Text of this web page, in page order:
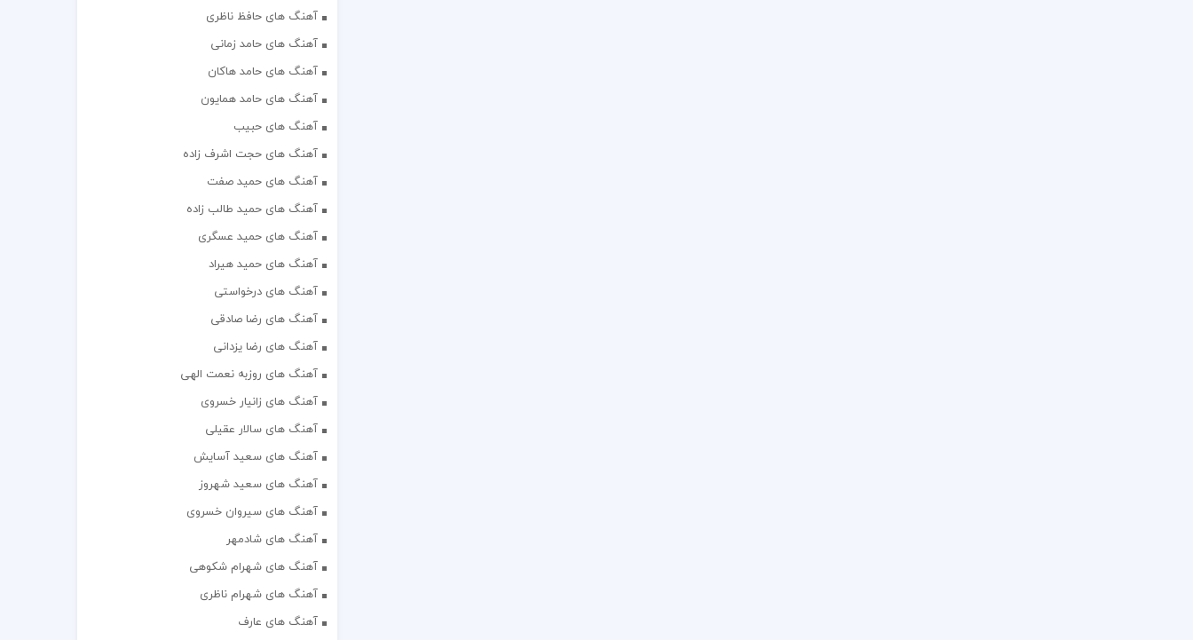
آهنگ های حافظ ناظری
آهنگ های حامد زمانی
آهنگ های حامد هاکان
آهنگ های حامد همایون
آهنگ های حبیب
آهنگ های حجت اشرف زاده
آهنگ های حمید صفت
آهنگ های حمید طالب زاده
آهنگ های حمید عسگری
آهنگ های حمید هیراد
آهنگ های درخواستی
آهنگ های رضا صادقی
آهنگ های رضا یزدانی
آهنگ های روزبه نعمت الهی
آهنگ های زانیار خسروی
آهنگ های سالار عقیلی
آهنگ های سعید آسایش
آهنگ های سعید شهروز
آهنگ های سیروان خسروی
آهنگ های شادمهر
آهنگ های شهرام شکوهی
آهنگ های شهرام ناظری
آهنگ های عارف